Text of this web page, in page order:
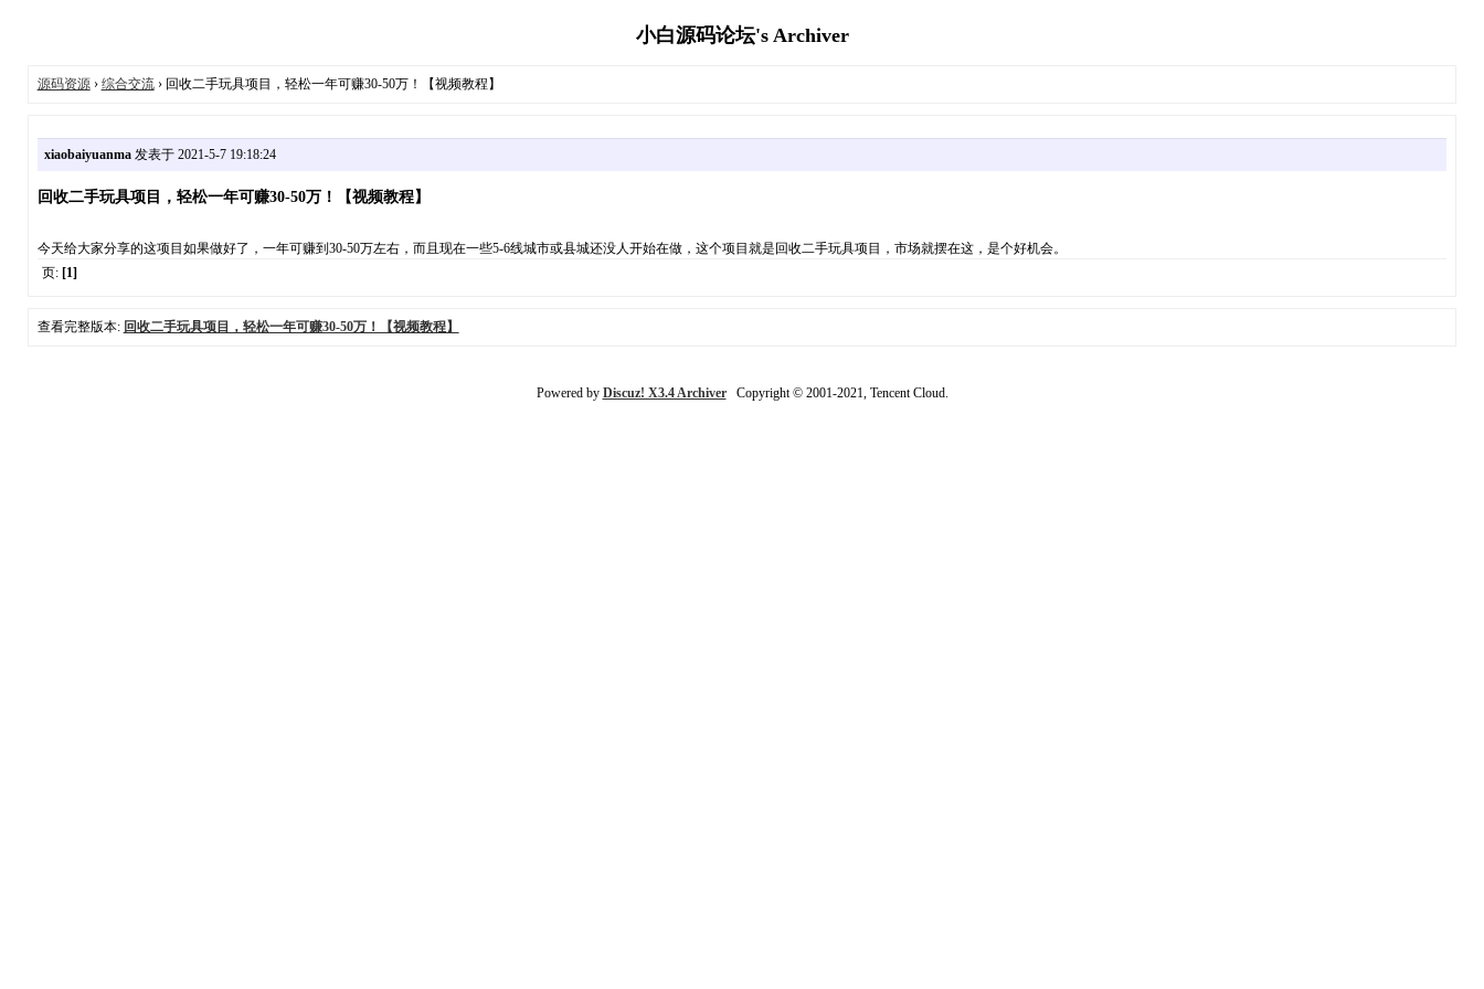
小白源码论坛's Archiver
源码资源› 综合交流› 回收二手玩具项目，轻松一年可赚30-50万！【视频教程】
xiaobaiyuanma发表于 2021-5-7 19:18:24
回收二手玩具项目，轻松一年可赚30-50万！【视频教程】
今天给大家分享的这项目如果做好了，一年可赚到30-50万左右，而且现在一些5-6线城市或县城还没人开始在做，这个项目就是回收二手玩具项目，市场就摆在这，是个好机会。
页: [1]
查看完整版本: 回收二手玩具项目，轻松一年可赚30-50万！【视频教程】
Powered by Discuz! X3.4 ArchiverCopyright © 2001-2021, Tencent Cloud.